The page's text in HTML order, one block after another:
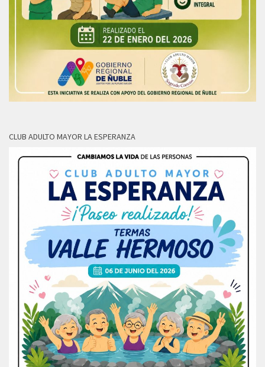
CLUB ADULTO MAYOR LA ESPERANZA